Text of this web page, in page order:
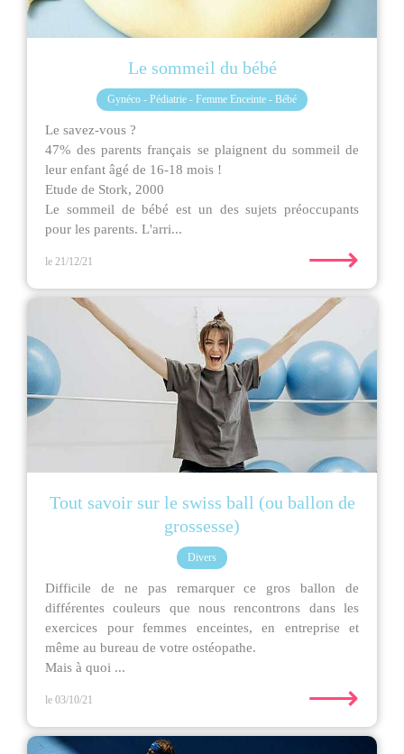
Le sommeil du bébé
Gynéco - Pédiatrie - Femme Enceinte - Bébé
Le savez-vous ?
47% des parents français se plaignent du sommeil de
leur enfant âgé de 16-18 mois !
Etude de Stork, 2000
Le sommeil de bébé est un des sujets préoccupants
pour les parents. L'arri...
le 21/12/21 ⟶
Tout savoir sur le swiss ball (ou ballon de
grossesse)
Divers
Difficile de ne pas remarquer ce gros ballon de
différentes couleurs que nous rencontrons dans les
exercices pour femmes enceintes, en entreprise et
même au bureau de votre ostéopathe.
Mais à quoi ...
le 03/10/21 ⟶